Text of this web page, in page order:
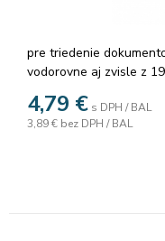
pre triedenie
vodorovne aj zvisle z
4,79 € s DPH / BAL
3,89 € bez DPH / BAL